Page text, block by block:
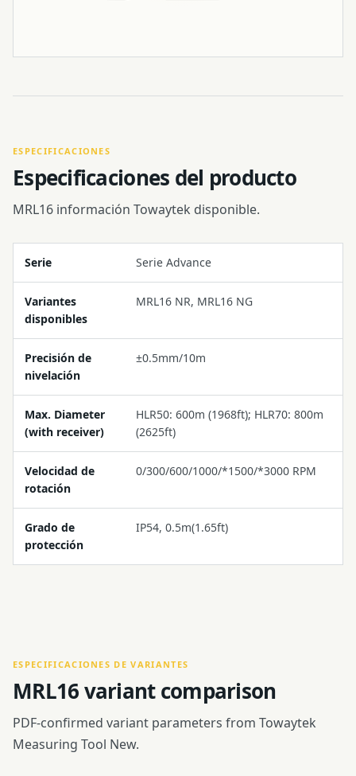
ESPECIFICACIONES
Especificaciones del producto
MRL16 información Towaytek disponible.
Serie Serie Advance
Variantes
disponibles
MRL16 NR, MRL16 NG
Precisión de
nivelación
±0.5mm/10m
Max. Diameter
(with receiver)
HLR50: 600m (1968ft); HLR70: 800m
(2625ft)
Velocidad de
rotación
0/300/600/1000/*1500/*3000 RPM
Grado de
protección
IP54, 0.5m(1.65ft)
ESPECIFICACIONES DE VARIANTES
MRL16 variant comparison
PDF-confirmed variant parameters from Towaytek
Measuring Tool New.